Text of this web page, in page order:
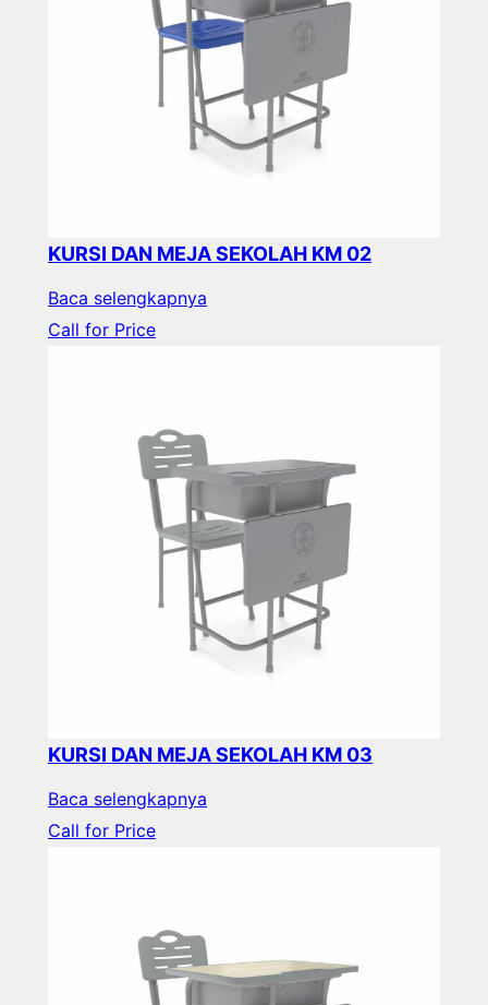
KURSI DAN MEJA SEKOLAH KM 02
Baca selengkapnya
Call for Price
KURSI DAN MEJA SEKOLAH KM 03
Baca selengkapnya
Call for Price